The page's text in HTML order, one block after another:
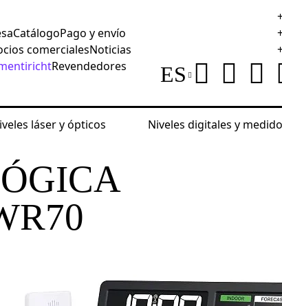
CatálogoPago y envío
comercialesNoticias
Revendedores ES
láser y ópticos
Niveles digitales y
Ermenrich Report WR70